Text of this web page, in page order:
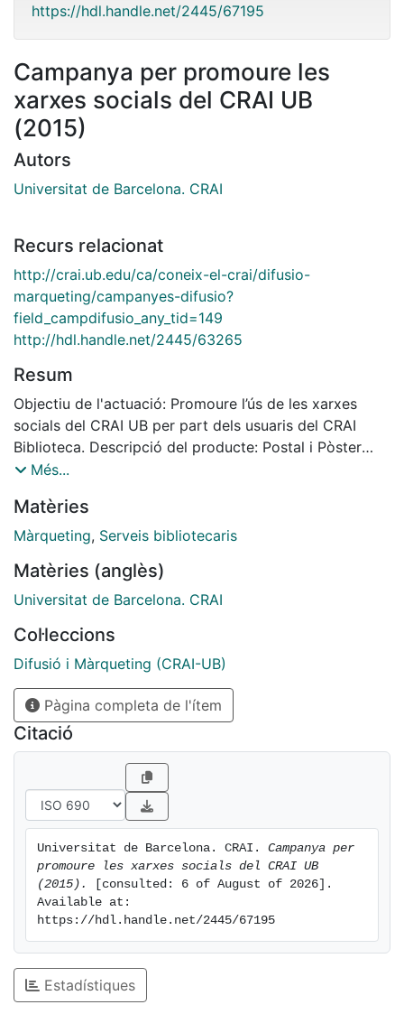
https://hdl.handle.net/2445/67195
Campanya per promoure les
xarxes socials del CRAI UB
(2015)
Autors
Universitat de Barcelona. CRAI
Recurs relacionat
http://crai.ub.edu/ca/coneix-el-crai/difusio-
marqueting/campanyes-difusio?
field_campdifusio_any_tid=149
http://hdl.handle.net/2445/63265
Resum
Objectiu de l'actuació: Promoure l’ús de les xarxes
socials del CRAI UB per part dels usuaris del CRAI
Biblioteca. Descripció del producte: Postal i Pòster
personalitzat de les xarxes socials de cada biblioteca
Més...
Matèries
Màrqueting, Serveis bibliotecaris
Matèries (anglès)
Universitat de Barcelona. CRAI
Col·leccions
Difusió i Màrqueting (CRAI-UB)
Pàgina completa de l'ítem
Citació
Universitat de Barcelona. CRAI. Campanya per
promoure les xarxes socials del CRAI UB
(2015).
[consulted: 6 of August of 2026].
Available at:
https://hdl.handle.net/2445/67195
Estadístiques